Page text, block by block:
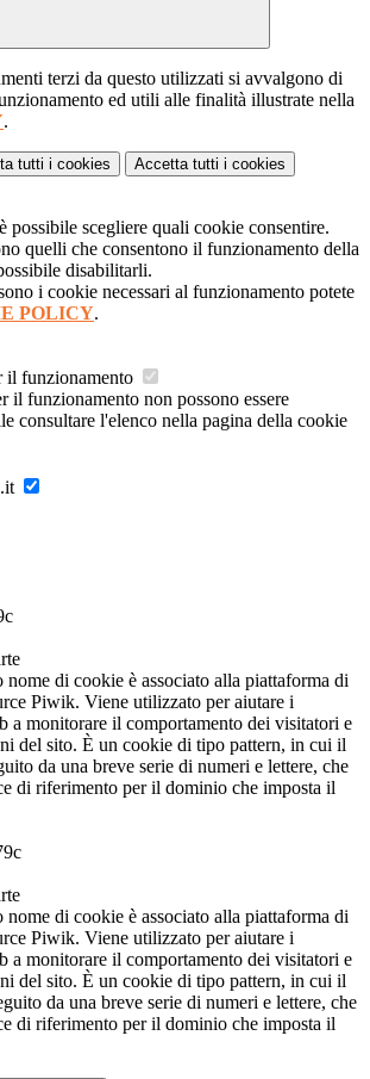
terzi da questo utilizzati si avvalgono di
ed utili alle finalità illustrate nella
.
tutti i cookies Accetta tutti i cookies
possibile scegliere quali cookie consentire.
quelli che consentono il funzionamento della
disabilitarli.
i cookie necessari al funzionamento potete
POLICY.
il funzionamento
il funzionamento non possono essere
consultare l'elenco nella pagina della cookie
nome di cookie è associato alla piattaforma di
Piwik. Viene utilizzato per aiutare i
a monitorare il comportamento dei visitatori e
del sito. È un cookie di tipo pattern, in cui il
da una breve serie di numeri e lettere, che
di riferimento per il dominio che imposta il
nome di cookie è associato alla piattaforma di
Piwik. Viene utilizzato per aiutare i
a monitorare il comportamento dei visitatori e
del sito. È un cookie di tipo pattern, in cui il
da una breve serie di numeri e lettere, che
di riferimento per il dominio che imposta il